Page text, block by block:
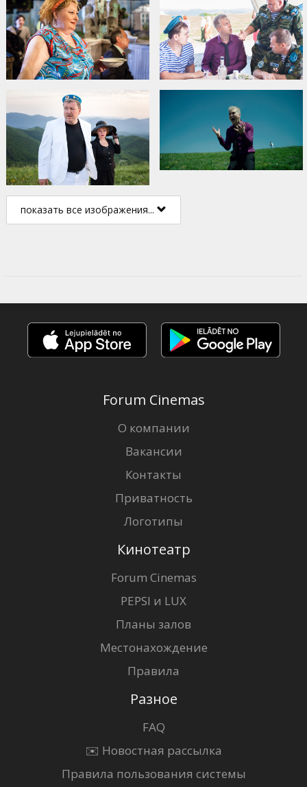
показать все изображения...
Forum Cinemas
О компании
Вакансии
Контакты
Приватность
Логотипы
Кинотеатр
Forum Cinemas
PEPSI и LUX
Планы залов
Местонахождение
Правила
Разное
FAQ
✉️ Новостная рассылка
Правила пользования системы